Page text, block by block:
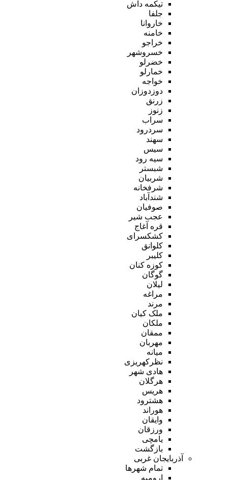
تیکمه داش
جلفا
خاروانا
خامنه
خراجو
خسروشهر
خضرلو
خمارلو
خواجه
دوزدوزان
زرنق
زنوز
سراب
سردرود
سهند
سیس
سیه رود
شبستر
شربیان
شرفخانه
شندآباد
صوفیان
عجب شیر
قره آغاج
کشکسرای
کلوانق
کلیبر
کوزه کنان
گوگان
لیلان
مراغه
مرند
ملک کیان
ملکان
ممقان
مهربان
میانه
نظرکهریزی
هادی شهر
هرگلان
هریس
هشترود
هوراند
وایقان
ورزقان
یامچی
بازگشت
آذربایجان غربی
تمام شهر‌ها
ارومیه